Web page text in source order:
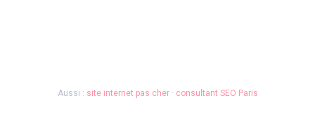
Aussi : site internet pas cher· consultant SEO Paris